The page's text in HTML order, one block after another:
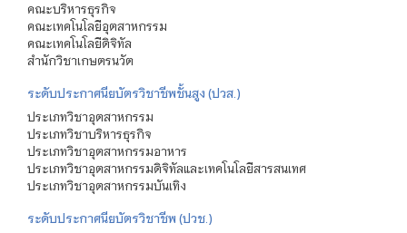
คณะบริหารธุรกิจ
คณะเทคโนโลยีอุตสาหกรรม
คณะเทคโนโลยีดิจิทัล
สำนักวิชาเกษตรนวัต
ระดับประกาศนียบัตรวิชาชีพชั้นสูง (ปวส.)
ประเภทวิชาอุตสาหกรรม
ประเภทวิชาบริหารธุรกิจ
ประเภทวิชาอุตสาหกรรมอาหาร
ประเภทวิชาอุตสาหกรรมดิจิทัลและเทคโนโลยีสารสนเทศ
ประเภทวิชาอุตสาหกรรมบันเทิง
ระดับประกาศนียบัตรวิชาชีพ (ปวช.)